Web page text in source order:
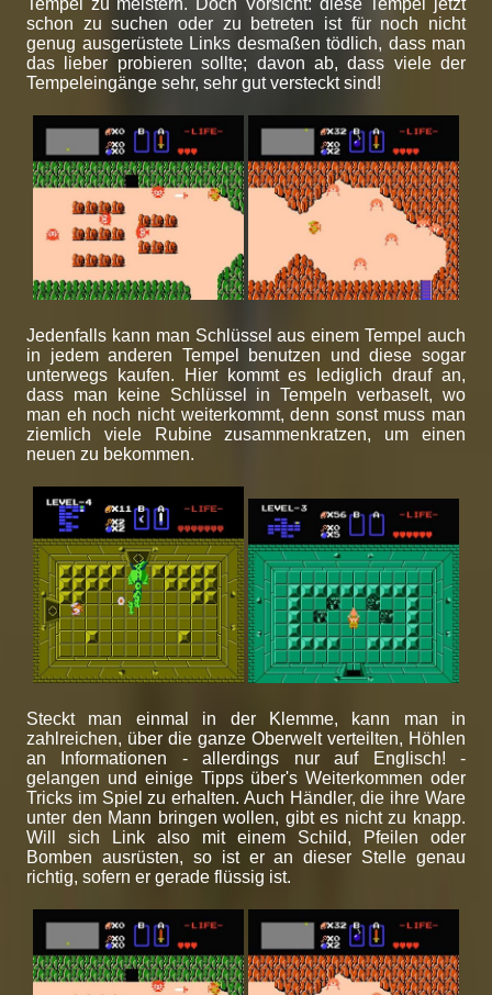
schon zu suchen oder zu betreten ist für noch nicht
genug ausgerüstete Links desmaßen tödlich, dass man
das lieber probieren sollte; davon ab, dass viele der
Tempeleingänge sehr, sehr gut versteckt sind!
Jedenfalls kann man Schlüssel aus einem Tempel auch
in jedem anderen Tempel benutzen und diese sogar
unterwegs kaufen. Hier kommt es lediglich drauf an,
dass man keine Schlüssel in Tempeln verbaselt, wo
man eh noch nicht weiterkommt, denn sonst muss man
ziemlich viele Rubine zusammenkratzen, um einen
neuen zu bekommen.
Steckt man einmal in der Klemme, kann man in
zahlreichen, über die ganze Oberwelt verteilten, Höhlen
an Informationen - allerdings nur auf Englisch! -
gelangen und einige Tipps über's Weiterkommen oder
Tricks im Spiel zu erhalten. Auch Händler, die ihre Ware
unter den Mann bringen wollen, gibt es nicht zu knapp.
Will sich Link also mit einem Schild, Pfeilen oder
Bomben ausrüsten, so ist er an dieser Stelle genau
richtig, sofern er gerade flüssig ist.